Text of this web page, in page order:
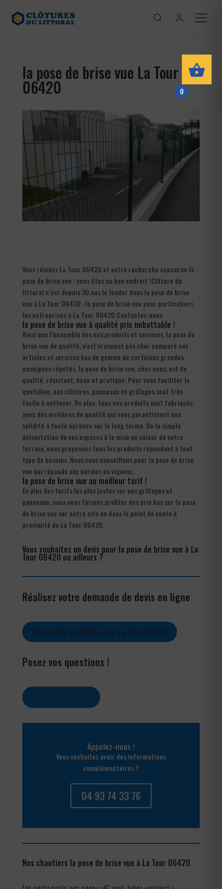
la pose de brise vue La Tour
06420
Vous résidez La Tour 06420 et votre recherche concerne la
pose de brise vue : vous êtes au bon endroit !Clôture du
littoral c’est depuis 30 ans le leader dans la pose de brise
vue à La Tour 06420 . la pose de brise vue pour particuliers,
les entreprises à La Tour 06420 Contactez-nous
la pose de brise vue à qualité prix imbattable !
Ainsi que l’ensemble des nos produits et services, la pose de
brise vue de qualité, n’est vraiment pas cher comparé aux
articles et services bas de gamme de certaines grandes
enseignes réputés. la pose de brise vue, chez nous, est de
qualité. résistant, beau et pratique. Pour vous faciliter le
quotidien, nos clôtures, panneaux et grillages sont très
facile à nettoyer. De plus, tous nos produits sont fabriqués
avec des matières de qualité qui vous garantissent une
solidité à toute épreuve sur le long terme. De la simple
délimitation de vos espaces à la mise en valeur de votre
terrain, nous proposons tous les produits répondant à tout
type de besoins. Nous vous conseillons pour la pose de brise
vue qui réponds aux normes en vigueur.
la pose de brise vue au meilleur tarif !
En plus des tarifs les plus justes sur nos grillages et
panneaux, nous vous faisons profiter des prix bas sur la pose
de brise vue sur notre site ou dans le point de vente à
proximité de La Tour 06420.
Vous souhaitez un devis pour la pose de brise vue à La
Tour 06420 ou ailleurs ?
Réalisez votre demande de devis en ligne
Posez vos questions !
Appelez-nous !
Vous souhaitez avoir des informations
complémentaires ?
04 93 74 33 76
Nos chantiers la pose de brise vue à La Tour 06420
0